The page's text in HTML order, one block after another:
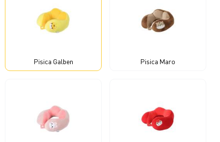
Pisica Galben Pisica Maro